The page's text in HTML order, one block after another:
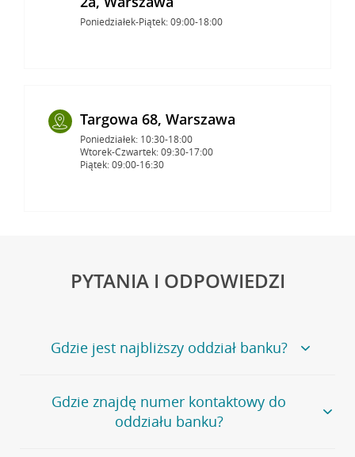
Poniedziałek-Piątek: 09:00-18:00
Targowa 68, Warszawa
Poniedziałek: 10:30-18:00
Wtorek-Czwartek: 09:30-17:00
Piątek: 09:00-16:30
PYTANIA I ODPOWIEDZI
Gdzie jest najbliższy oddział banku?
Jeśli szukasz oddziału naszego banku, zapraszamy na
stronęPlacówki i bankomaty, na której znajduje się
wygodna wyszukiwarka.
Gdzie znajdę numer kontaktowy do
oddziału banku?